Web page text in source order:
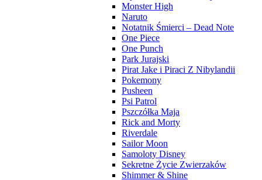
Monster High
Naruto
Notatnik Śmierci – Dead Note
One Piece
One Punch
Park Jurajski
Pirat Jake i Piraci Z Nibylandii
Pokemony
Pusheen
Psi Patrol
Pszczółka Maja
Rick and Morty
Riverdale
Sailor Moon
Samoloty Disney
Sekretne Życie Zwierzaków
Shimmer & Shine